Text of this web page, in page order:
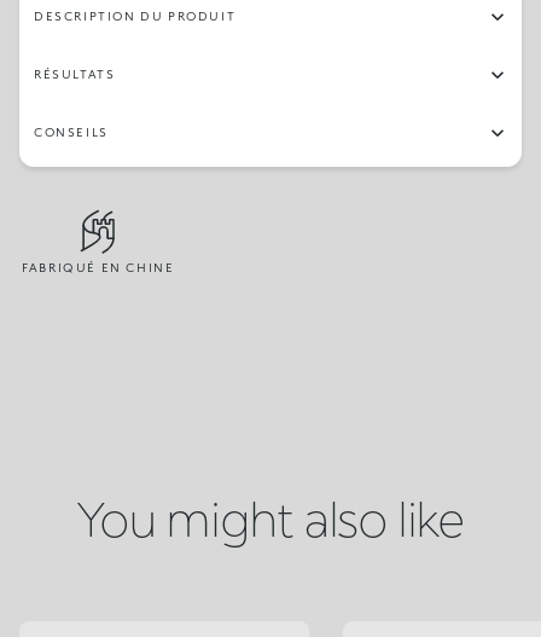
DESCRIPTION DU PRODUIT
RÉSULTATS
CONSEILS
FABRIQUÉ EN CHINE
You might also like